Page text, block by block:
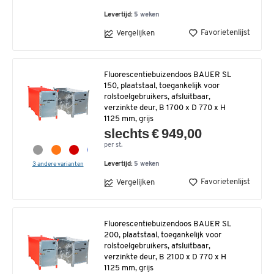
Levertijd: 5 weken
Vergelijken Favorietenlijst
3 andere varianten
Fluorescentiebuizendoos BAUER SL
150, plaatstaal, toegankelijk voor
rolstoelgebruikers, afsluitbaar,
verzinkte deur, B 1700 x D 770 x H
1125 mm, grijs
slechts € 949,00
per st.
Levertijd: 5 weken
Vergelijken Favorietenlijst
Fluorescentiebuizendoos BAUER SL
200, plaatstaal, toegankelijk voor
rolstoelgebruikers, afsluitbaar,
verzinkte deur, B 2100 x D 770 x H
1125 mm, grijs